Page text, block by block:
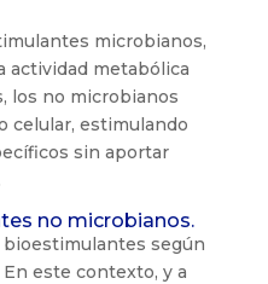
microbianos,
actividad metabólica
los no microbianos
celular, estimulando
sin aportar
no microbianos.
según
este contexto, y a